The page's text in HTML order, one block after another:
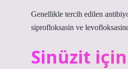
Genellikle tercih edilen
siprofloksasin ve
Sinüzit